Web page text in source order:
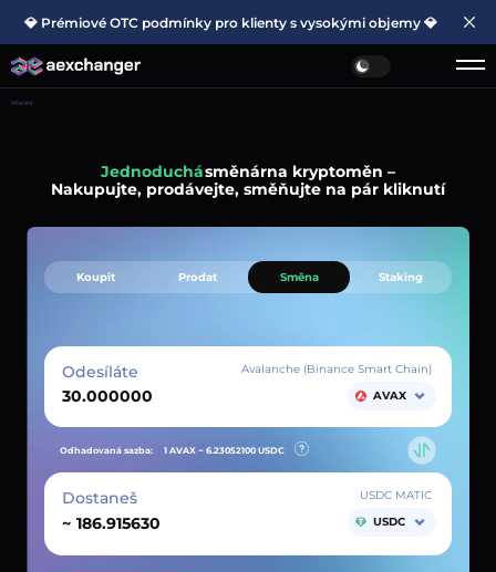
💎 Prémiové OTC podmínky pro klienty s vysokými objemy 💎
Hlavní
Jednoduchásměnárna kryptoměn –
Nakupujte, prodávejte, směňujte na pár kliknutí
Koupit Prodat Směna Staking
Odesíláte
Avalanche (Binance Smart Chain)
AVAX
Odhadovaná sazba: 1 AVAX ~ 6.23052100 USDC
Dostaneš
~
USDC MATIC
USDC